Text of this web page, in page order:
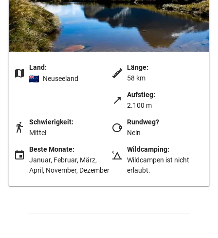
Land:
Neuseeland
Länge:
58 km
Aufstieg:
2.100 m
Schwierigkeit:
Mittel
Rundweg?
Nein
Beste Monate:
Januar, Februar, März,
April, November, Dezember
Wildcamping:
Wildcampen ist nicht
erlaubt.